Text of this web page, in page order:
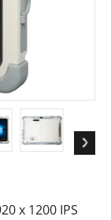
x 1200 IPS